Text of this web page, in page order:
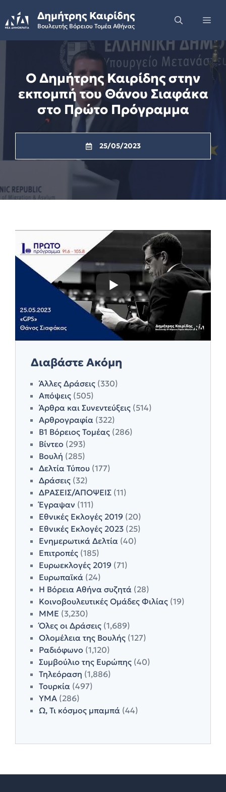
to
content
Δημήτρης Καιρίδης
Βουλευτής Βόρειου Τομέα Αθήνας
Ο Δημήτρης Καιρίδης στην
εκπομπή του Θάνου Σιαφάκα
στο Πρώτο Πρόγραμμα
25/05/2023
Διαβάστε Ακόμη
Άλλες Δράσεις (330)
Απόψεις (505)
Άρθρα και Συνεντεύξεις (514)
Αρθρογραφία (322)
Β1 Βόρειος Τομέας (286)
Βίντεο (293)
Βουλή (285)
Δελτία Τύπου (177)
Δράσεις (32)
ΔΡΑΣΕΙΣ/ΑΠΟΨΕΙΣ (11)
Έγραψαν (111)
Εθνικές Εκλογές 2019 (20)
Εθνικές Εκλογές 2023 (25)
Ενημερωτικά Δελτία (40)
Επιτροπές (185)
Ευρωεκλογές 2019 (71)
Ευρωπαϊκά (24)
Η Βόρεια Αθήνα συζητά (28)
Κοινοβουλευτικές Ομάδες Φιλίας (19)
ΜΜΕ (3,230)
Όλες οι Δράσεις (1,689)
Ολομέλεια της Βουλής (127)
Ραδιόφωνο (1,120)
Συμβούλιο της Ευρώπης (40)
Τηλεόραση (1,886)
Τουρκία (497)
ΥΜΑ (286)
Ω, Τι κόσμος μπαμπά (44)